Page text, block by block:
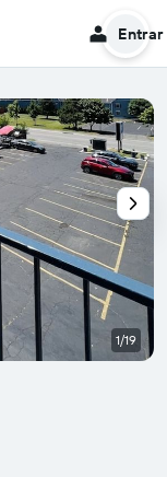
Entrar
1/19